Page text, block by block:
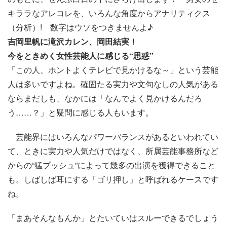
キララなアレコレを、いろんな角度からアナリティクス
（分析）! 数字はウソをつきませんよ♪
吉岡里帆に滝沢カレン、岡田結実！
今をときめく女性芸能人に感じる“思惑”
「この人、ホントよくテレビで見かけるな～」という芸能
人は多いですよね。確固たる実力や文句なしの人気がある
ならまだしも、なかには「なんでよく見かけるんだろ
う……？」と疑問に感じる人もいます。
芸能界にはいろんなパワーバランスがあるといわれてい
て、ときに実力や人気だけではなく、所属芸能事務所など
からの“猛プッシュ”によって幾多の出演を獲得できること
も。しばしば耳にする「ゴリ押し」と呼ばれるケースです
ね。
「まあそんなもんか」とたいていはスルーできるでしょう